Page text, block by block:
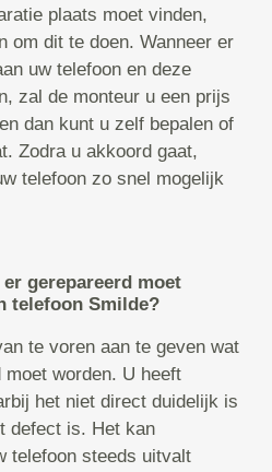
plaats moet vinden,
om dit te doen. Wanneer er
uw telefoon en deze
zal de monteur u een prijs
dan kunt u zelf bepalen of
Zodra u akkoord gaat,
telefoon zo snel mogelijk
gerepareerd moet
telefoon Smilde?
te voren aan te geven wat
worden. U heeft
het niet direct duidelijk is
defect is. Het kan
telefoon steeds uitvalt